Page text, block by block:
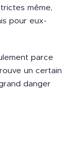
même,
pour eux-
parce
un certain
danger